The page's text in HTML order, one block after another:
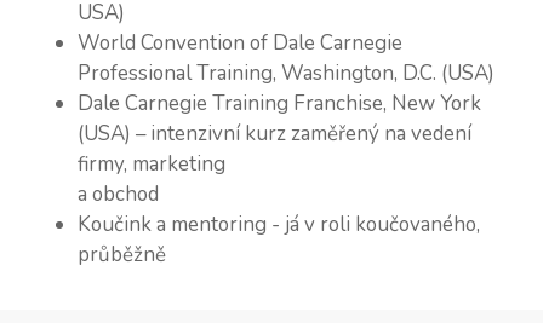
USA)
World Convention of Dale Carnegie
Professional Training, Washington, D.C. (USA)
Dale Carnegie Training Franchise, New York
(USA) – intenzivní kurz zaměřený na vedení
firmy, marketing
a obchod
Koučink a mentoring - já v roli koučovaného,
průběžně